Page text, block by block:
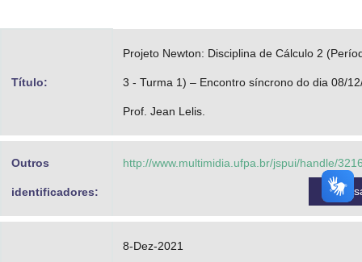
Título:
Projeto Newton: Disciplina de Cálculo 2
3 - Turma 1) – Encontro síncrono do dia 08/
Prof. Jean Lelis.
Outros
identificadores:
http://www.multimidia.ufpa.br/jspui/handle/
8-Dez-2021